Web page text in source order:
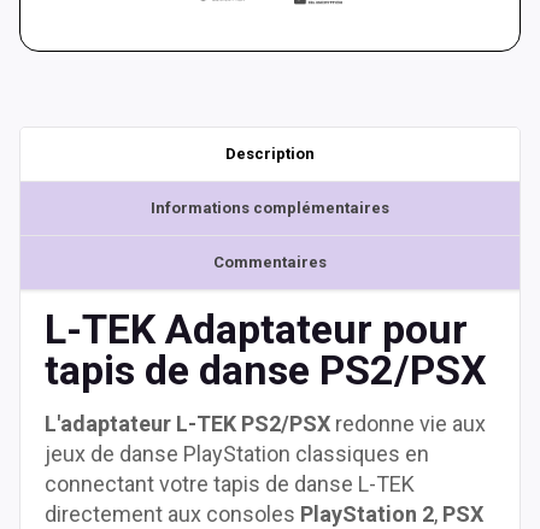
Description
Informations complémentaires
Commentaires
L-TEK Adaptateur pour
tapis de danse PS2/PSX
L'adaptateur L-TEK PS2/PSX redonne vie aux
jeux de danse PlayStation classiques en
connectant votre tapis de danse L-TEK
directement aux consoles PlayStation 2, PSX